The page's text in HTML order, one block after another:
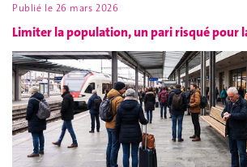
Publié le 26 mars 2026
Limiter la population, un pari risqué pour